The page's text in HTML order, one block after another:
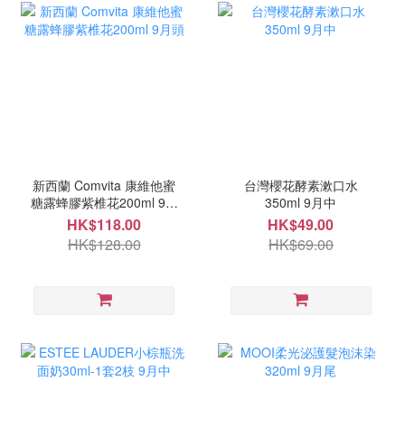
新西蘭 Comvita 康維他蜜
糖露蜂膠紫椎花200ml 9月
頭
HK$118.00
HK$128.00
台灣櫻花酵素漱口水
350ml 9月中
HK$49.00
HK$69.00